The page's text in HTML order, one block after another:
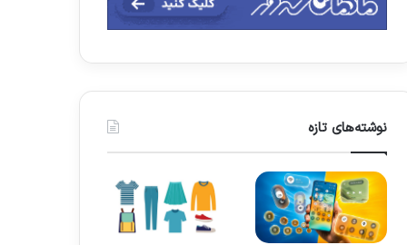
نوشته‌های تازه